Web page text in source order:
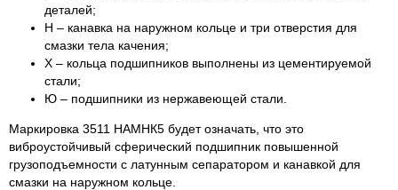
деталей;
Н ‒ канавка на наружном кольце и три отверстия для
смазки тела качения;
Х ‒ кольца подшипников выполнены из цементируемой
стали;
Ю ‒ подшипники из нержавеющей стали.
Маркировка 3511 НАМНК5 будет означать, что это
виброустойчивый сферический подшипник повышенной
грузоподъемности с латунным сепаратором и канавкой для
смазки на наружном кольце.